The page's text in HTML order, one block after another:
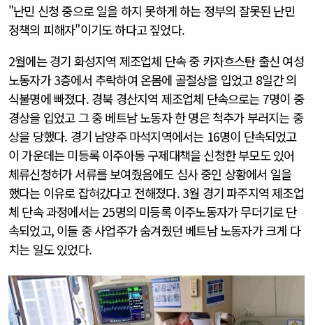
"난민 신청 중으로 일을 하지 못하게 하는 정부의 잘못된 난민
정책의 피해자"이기도 하다고 짚었다.
2월에는 경기 화성지역 제조업체 단속 중 카자흐스탄 출신 여성
노동자가 3층에서 추락하여 온몸에 골절상을 입었고 8일간 의
식불명에 빠졌다. 경북 경산지역 제조업체 단속으로는 7명이 중
경상을 입었고 그 중 베트남 노동자 한 명은 척추가 부러지는 중
상을 당했다. 경기 남양주 마석지역에서는 16명이 단속되었고
이 가운데는 미등록 이주아동 구제대책을 신청한 부모도 있어
체류신청허가 서류를 보여줬음에도 심사 중인 상황에서 일을
했다는 이유로 잡혀갔다고 전해졌다. 3월 경기 파주지역 제조업
체 단속 과정에서는 25명의 미등록 이주노동자가 무더기로 단
속되었고, 이들 중 사업주가 숨겨줬던 베트남 노동자가 크게 다
치는 일도 있었다.